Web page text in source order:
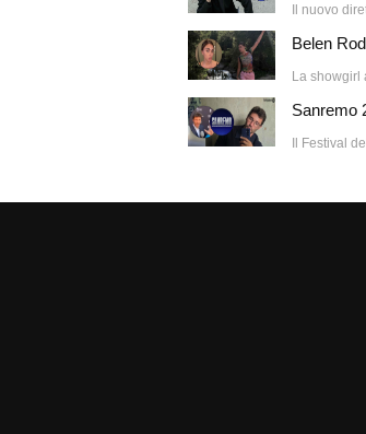
Il nuovo
Belen
La showgirl
Sanremo
Il Festival